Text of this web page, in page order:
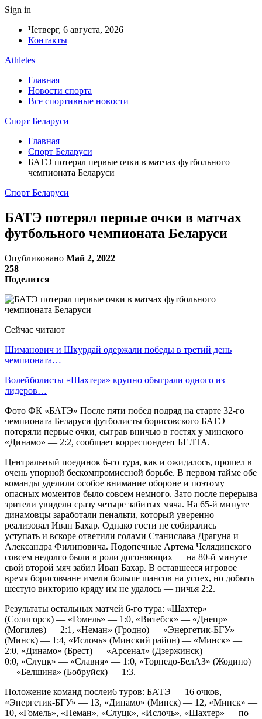
Sign in
Четверг, 6 августа, 2026
Контакты
Athletes
Главная
Новости спорта
Все спортивные новости
Спорт Беларуси
Главная
Спорт Беларуси
БАТЭ потерял первые очки в матчах футбольного
чемпионата Беларуси
Спорт Беларуси
БАТЭ потерял первые очки в матчах
футбольного чемпионата Беларуси
Опубликовано Май 2, 2022
258
Поделится
Сейчас читают
Шиманович и Шкурдай одержали победы в третий день
чемпионата…
Волейболисты «Шахтера» крупно обыграли одного из
лидеров…
Фото ФК «БАТЭ» После пяти побед подряд на старте 32-го
чемпионата Беларуси футболисты борисовского БАТЭ
потеряли первые очки, сыграв вничью в гостях у минского
«Динамо» — 2:2, сообщает корреспондент БЕЛТА.
Центральный поединок 6-го тура, как и ожидалось, прошел в
очень упорной бескомпромиссной борьбе. В первом тайме обе
команды уделили особое внимание обороне и поэтому
опасных моментов было совсем немного. Зато после перерыва
зрители увидели сразу четыре забитых мяча. На 65-й минуте
динамовцы заработали пенальти, который уверенно
реализовал Иван Бахар. Однако гости не собирались
уступать и вскоре ответили голами Станислава Драгуна и
Александра Филиповича. Подопечные Артема Челядинского
совсем недолго были в роли догоняющих — на 80-й минуте
свой второй мяч забил Иван Бахар. В оставшееся игровое
время борисовчане имели больше шансов на успех, но добыть
шестую викторию кряду им не удалось — ничья 2:2.
Результаты остальных матчей 6-го тура: «Шахтер»
(Солигорск) — «Гомель» — 1:0, «Витебск» — «Днепр»
(Могилев) — 2:1, «Неман» (Гродно) — «Энергетик-БГУ»
(Минск) — 1:4, «Ислочь» (Минский район) — «Минск» —
2:0, «Динамо» (Брест) — «Арсенал» (Дзержинск) —
0:0, «Слуцк» — «Славия» — 1:0, «Торпедо-БелАЗ» (Жодино)
— «Белшина» (Бобруйск) — 1:3.
Положение команд послеи6 туров: БАТЭ — 16 очков,
«Энергетик-БГУ» — 13, «Динамо» (Минск) — 12, «Минск» —
10, «Гомель», «Неман», «Слуцк», «Ислочь», «Шахтер» — по